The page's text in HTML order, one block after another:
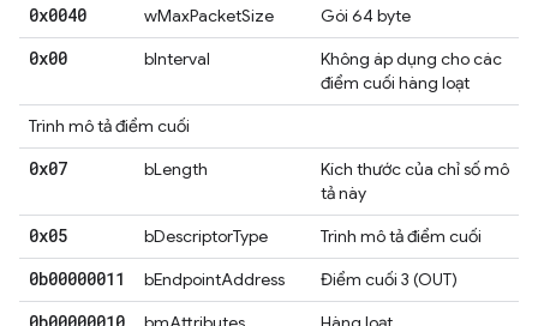
0x0040 wMaxPacketSize Gói 64 byte
0x00 bInterval
Không áp dụng cho các
điểm cuối hàng loạt
Trình mô tả điểm cuối
0x07 bLength
Kích thước của chỉ số mô
tả này
0x05 bDescriptorType Trình mô tả điểm cuối
0b00000011 bEndpointAddress Điểm cuối 3 (OUT)